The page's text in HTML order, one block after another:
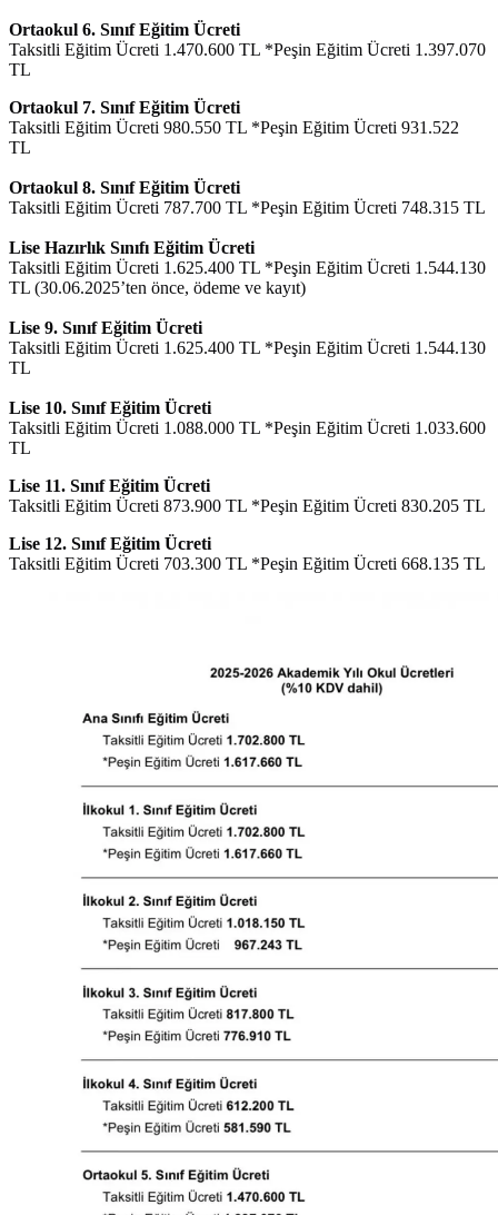
Ortaokul 6. Sınıf Eğitim Ücreti
Taksitli Eğitim Ücreti 1.470.600 TL *Peşin Eğitim Ücreti 1.397.070
TL
Ortaokul 7. Sınıf Eğitim Ücreti
Taksitli Eğitim Ücreti 980.550 TL *Peşin Eğitim Ücreti 931.522
TL
Ortaokul 8. Sınıf Eğitim Ücreti
Taksitli Eğitim Ücreti 787.700 TL *Peşin Eğitim Ücreti 748.315 TL
Lise Hazırlık Sınıfı Eğitim Ücreti
Taksitli Eğitim Ücreti 1.625.400 TL *Peşin Eğitim Ücreti 1.544.130
TL (30.06.2025’ten önce, ödeme ve kayıt)
Lise 9. Sınıf Eğitim Ücreti
Taksitli Eğitim Ücreti 1.625.400 TL *Peşin Eğitim Ücreti 1.544.130
TL
Lise 10. Sınıf Eğitim Ücreti
Taksitli Eğitim Ücreti 1.088.000 TL *Peşin Eğitim Ücreti 1.033.600
TL
Lise 11. Sınıf Eğitim Ücreti
Taksitli Eğitim Ücreti 873.900 TL *Peşin Eğitim Ücreti 830.205 TL
Lise 12. Sınıf Eğitim Ücreti
Taksitli Eğitim Ücreti 703.300 TL *Peşin Eğitim Ücreti 668.135 TL